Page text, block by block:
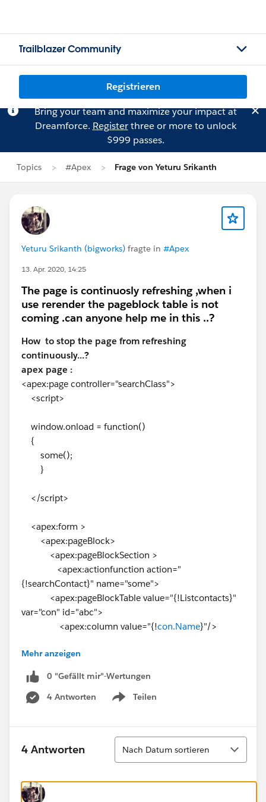
Trailblazer Community
Registrieren
Bring your team and maximize your impact at
Dreamforce. Registerthree or more to unlock
$999 passes.
Topics #Apex Frage von Yeturu Srikanth
Yeturu Srikanth (bigworks) fragte in #Apex
13. Apr. 2020, 14:25
The page is continuosly refreshing ,when i
use rerender the pageblock table is not
coming .can anyone help me in this ..?
How to stop the page from refreshing
continuously...?
apex page :
<apex:page controller="searchClass">
<script>
window.onload = function()
{
some();
}
</script>
<apex:form >
<apex:pageBlock>
<apex:pageBlockSection >
<apex:actionfunction action="
{!searchContact}" name="some">
<apex:pageBlockTable value="{!Listcontacts}"
var="con" id="abc">
<apex:column value="{!con.Name}"/>
</apex:pageBlockTable>
</apex:actionfunction>
</apex:pageBlockSection>
</apex:pageBlock>
</apex:page>
public class searchClass
public List<Contact> result{get;set;}
Mehr anzeigen
0 "Gefällt mir"-Wertungen
4 Antworten
Teilen
Show menu
4 Antworten
Sortieren
Nach Datum sortieren